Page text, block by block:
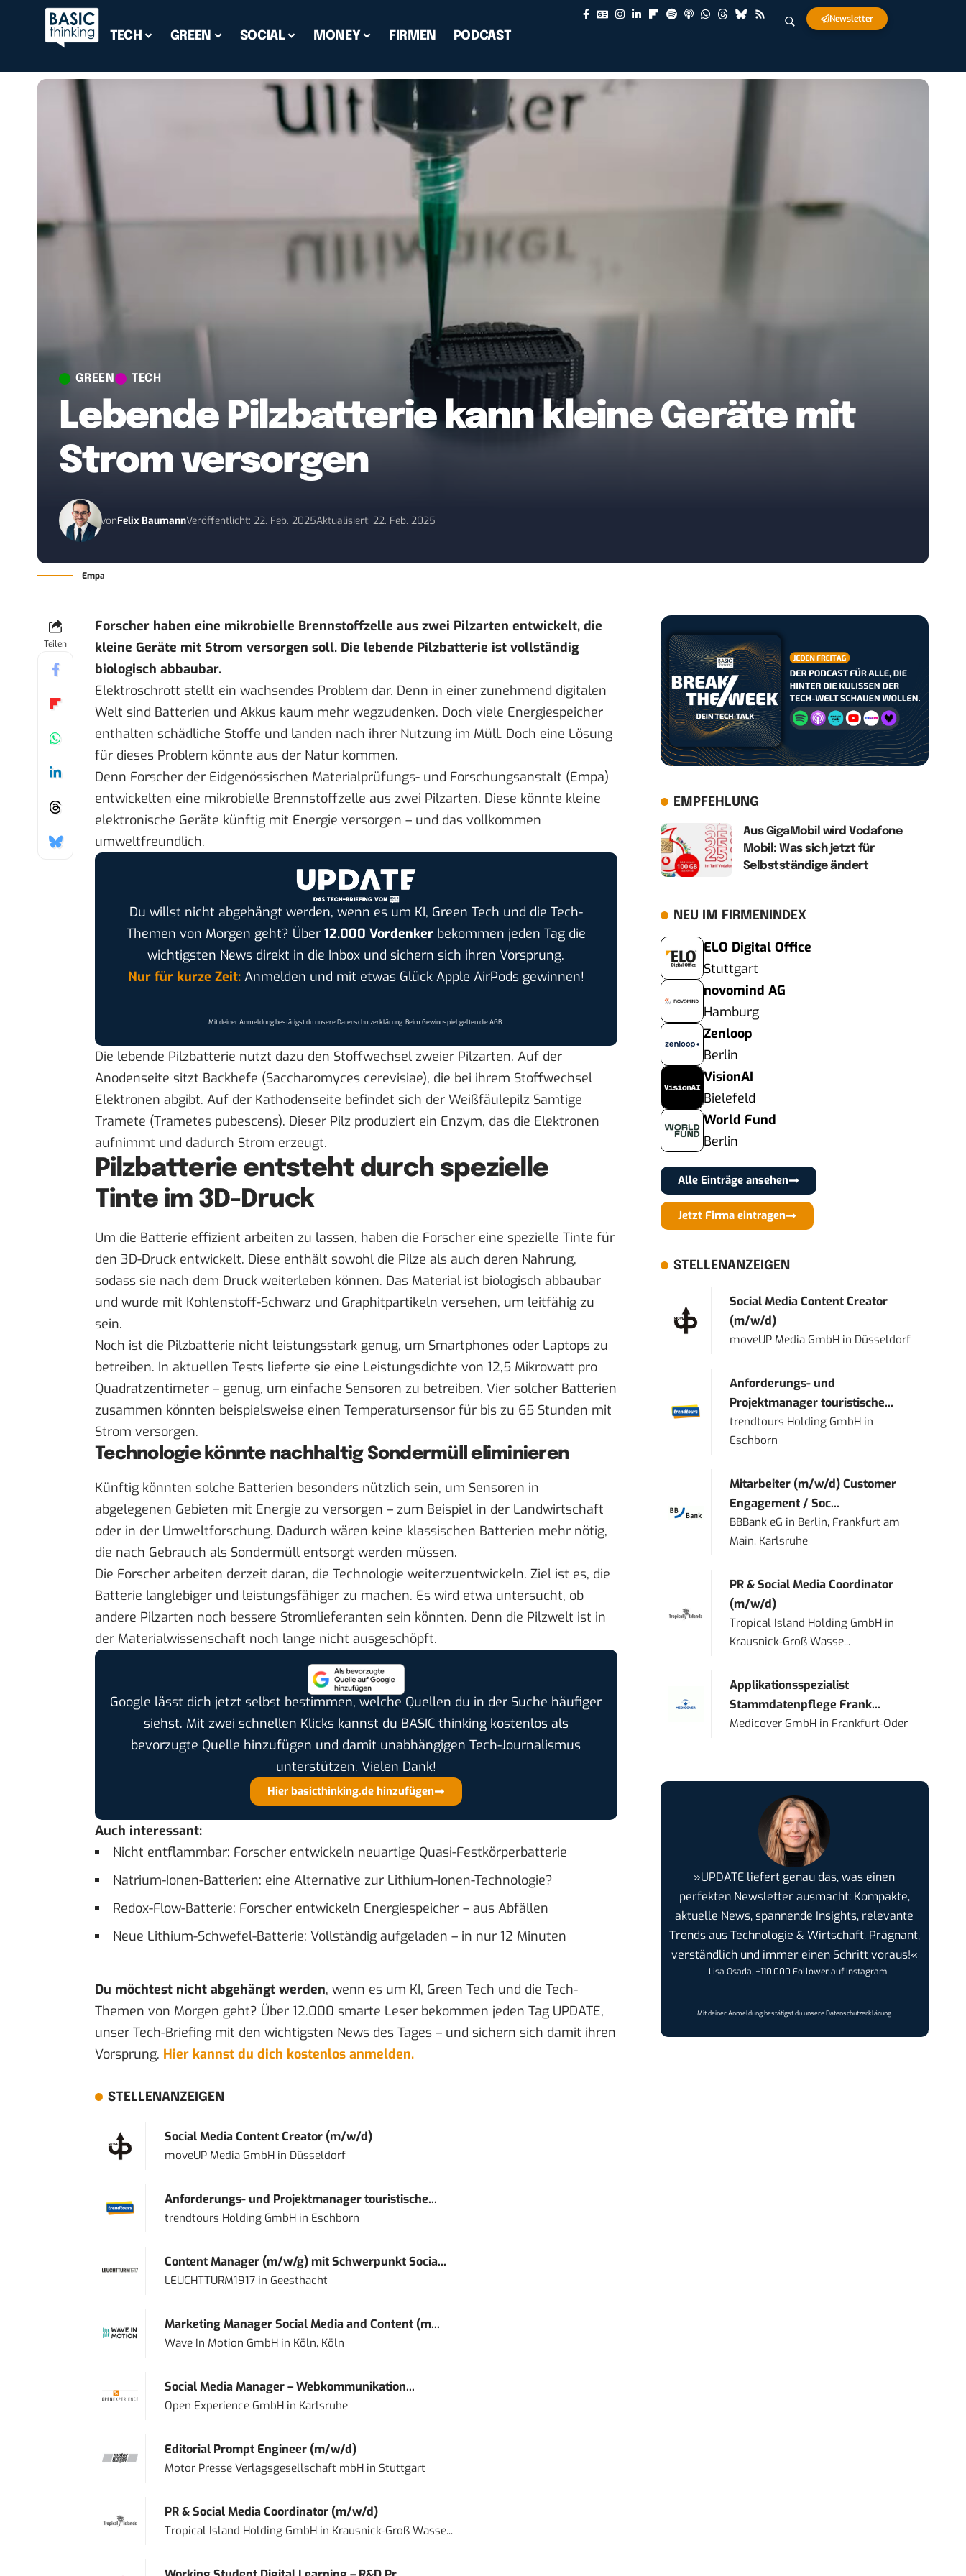
TECH GREEN SOCIAL MONEY FIRMEN PODCAST
Newsletter
GREEN TECH
Lebende Pilzbatterie kann kleine Geräte mit
Strom versorgen
vonFelix BaumannVeröffentlicht: 22. Feb. 2025Aktualisiert: 22. Feb. 2025
Empa
Teilen
Forscher haben eine mikrobielle Brennstoffzelle aus zwei Pilzarten entwickelt, die
kleine Geräte mit Strom versorgen soll. Die lebende Pilzbatterie ist vollständig
biologisch abbaubar.
Elektroschrott stellt ein wachsendes Problem dar. Denn in einer zunehmend digitalen
Welt sind Batterien und Akkus kaum mehr wegzudenken. Doch viele Energiespeicher
enthalten schädliche Stoffe und landen nach ihrer Nutzung im Müll. Doch eine Lösung
für dieses Problem könnte aus der Natur kommen.
Denn Forscher der Eidgenössischen Materialprüfungs- und Forschungsanstalt (Empa)
entwickelten eine mikrobielle Brennstoffzelle aus zwei Pilzarten. Diese könnte kleine
elektronische Geräte künftig mit Energie versorgen – und das vollkommen
umweltfreundlich.
Du willst nicht abgehängt werden, wenn es um KI, Green Tech und die Tech-
Themen von Morgen geht? Über 12.000 Vordenkerbekommen jeden Tag die
wichtigsten News direkt in die Inbox und sichern sich ihren Vorsprung.
Nur für kurze Zeit:Anmelden und mit etwas Glück Apple AirPods gewinnen!
Mit deiner Anmeldung bestätigst du unsereDatenschutzerklärung. Beim Gewinnspiel gelten dieAGB.
Die lebende Pilzbatterie nutzt dazu den Stoffwechsel zweier Pilzarten. Auf der
Anodenseite sitzt Backhefe (Saccharomyces cerevisiae), die bei ihrem Stoffwechsel
Elektronen abgibt. Auf der Kathodenseite befindet sich der Weißfäulepilz Samtige
Tramete (Trametes pubescens). Dieser Pilz produziert ein Enzym, das die Elektronen
aufnimmt und dadurch Strom erzeugt.
Pilzbatterie entsteht durch spezielle
Tinte im 3D-Druck
Um die Batterie effizient arbeiten zu lassen, haben die Forscher eine spezielle Tinte für
den 3D-Druck entwickelt. Diese enthält sowohl die Pilze als auch deren Nahrung,
sodass sie nach dem Druck weiterleben können. Das Material ist biologisch abbaubar
und wurde mit Kohlenstoff-Schwarz und Graphitpartikeln versehen, um leitfähig zu
sein.
Noch ist die Pilzbatterie nicht leistungsstark genug, um Smartphones oder Laptops zu
betreiben. In aktuellen Tests lieferte sie eine Leistungsdichte von 12,5 Mikrowatt pro
Quadratzentimeter – genug, um einfache Sensoren zu betreiben. Vier solcher Batterien
zusammen könnten beispielsweise einen Temperatursensor für bis zu 65 Stunden mit
Strom versorgen.
Technologie könnte nachhaltig Sondermüll eliminieren
Künftig könnten solche Batterien besonders nützlich sein, um Sensoren in
abgelegenen Gebieten mit Energie zu versorgen – zum Beispiel in der Landwirtschaft
oder in der Umweltforschung. Dadurch wären keine klassischen Batterien mehr nötig,
die nach Gebrauch als Sondermüll entsorgt werden müssen.
Die Forscher arbeiten derzeit daran, die Technologie weiterzuentwickeln. Ziel ist es, die
Batterie langlebiger und leistungsfähiger zu machen. Es wird etwa untersucht, ob
andere Pilzarten noch bessere Stromlieferanten sein könnten. Denn die Pilzwelt ist in
der Materialwissenschaft noch lange nicht ausgeschöpft.
Google lässt dich jetzt selbst bestimmen, welche Quellen du in der Suche häufiger
siehst. Mit zwei schnellen Klicks kannst du BASIC thinking kostenlos als
bevorzugte Quelle hinzufügen und damit unabhängigen Tech-Journalismus
unterstützen. Vielen Dank!
Hier basicthinking.de hinzufügen
Auch interessant:
Nicht entflammbar: Forscher entwickeln neuartige Quasi-Festkörperbatterie
Natrium-Ionen-Batterien: eine Alternative zur Lithium-Ionen-Technologie?
Redox-Flow-Batterie: Forscher entwickeln Energiespeicher – aus Abfällen
Neue Lithium-Schwefel-Batterie: Vollständig aufgeladen – in nur 12 Minuten
Du möchtest nicht abgehängt werden, wenn es um KI, Green Tech und die Tech-
Themen von Morgen geht? Über 12.000 smarte Leser bekommen jeden Tag UPDATE,
unser Tech-Briefing mit den wichtigsten News des Tages – und sichern sich damit ihren
Vorsprung. Hier kannst du dich kostenlos anmelden.
STELLENANZEIGEN
Social Media Content Creator (m/w/d)
moveUP Media GmbHin Düsseldorf
Anforderungs- und Projektmanager touristische...
trendtours Holding GmbHin Eschborn
Content Manager (m/w/g) mit Schwerpunkt Socia...
LEUCHTTURM1917in Geesthacht
Marketing Manager Social Media and Content (m...
Wave In Motion GmbHin Köln, Köln
Social Media Manager – Webkommunikation...
Open Experience GmbHin Karlsruhe
Editorial Prompt Engineer (m/w/d)
Motor Presse Verlagsgesellschaft mbHin Stuttgart
PR & Social Media Coordinator (m/w/d)
Tropical Island Holding GmbHin Krausnick-Groß Wasse...
EMPFEHLUNG
Aus GigaMobil wird Vodafone
Mobil: Was sich jetzt für
Selbstständige ändert
NEU IM FIRMENINDEX
ELO Digital Office
Stuttgart
novomind AG
Hamburg
Zenloop
Berlin
VisionAI
Bielefeld
World Fund
Berlin
Alle Einträge ansehen
Jetzt Firma eintragen
STELLENANZEIGEN
Social Media Content Creator
(m/w/d)
moveUP Media GmbH in Düsseldorf
Anforderungs- und
Projektmanager touristische...
trendtours Holding GmbH in
Eschborn
Mitarbeiter (m/w/d) Customer
Engagement / Soc...
BBBank eG in Berlin, Frankfurt am
Main, Karlsruhe
PR & Social Media Coordinator
(m/w/d)
Tropical Island Holding GmbH in
Krausnick-Groß Wasse...
Applikationsspezialist
Stammdatenpflege Frank...
Medicover GmbH in Frankfurt-Oder
»UPDATE liefert genau das, was einen
perfekten Newsletter ausmacht: Kompakte,
aktuelle News, spannende Insights, relevante
Trends aus Technologie & Wirtschaft. Prägnant,
verständlich und immer einen Schritt voraus!«
– Lisa Osada, +110.000 Follower auf Instagram
Mit deiner Anmeldung bestätigst du unsereDatenschutzerklärung